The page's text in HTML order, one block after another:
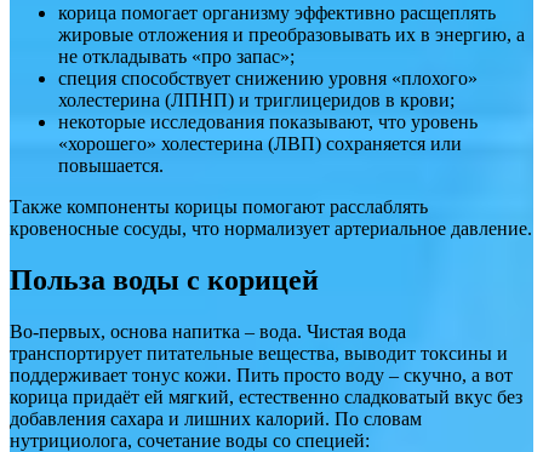
корица помогает организму эффективно расщеплять
жировые отложения и преобразовывать их в энергию, а
не откладывать «про запас»;
специя способствует снижению уровня «плохого»
холестерина (ЛПНП) и триглицеридов в крови;
некоторые исследования показывают, что уровень
«хорошего» холестерина (ЛВП) сохраняется или
повышается.
Также компоненты корицы помогают расслаблять
кровеносные сосуды, что нормализует артериальное давление.
Польза воды с корицей
Во-первых, основа напитка – вода. Чистая вода
транспортирует питательные вещества, выводит токсины и
поддерживает тонус кожи. Пить просто воду – скучно, а вот
корица придаёт ей мягкий, естественно сладковатый вкус без
добавления сахара и лишних калорий. По словам
нутрициолога, сочетание воды со специей: